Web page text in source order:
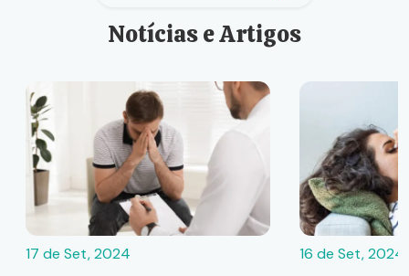
Notícias e Artigos
17 de Set, 2024 16 de Set, 2024